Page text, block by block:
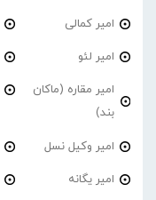
امیر کمالی
امیر لئو
امیر مقاره (ماکان
بند)
امیر وکیل نسل
امیر یگانه